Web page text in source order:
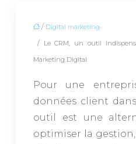
/ Digital marketing
/ Le CRM, un outil
Marketing Digital
Pour une
données client
outil est une
optimiser la